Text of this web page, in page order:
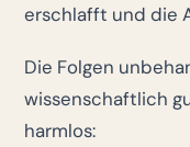
erschlafft und die
Die Folgen
wissenschaftlich
harmlos: